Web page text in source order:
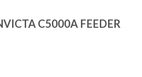
C5000A FEEDER